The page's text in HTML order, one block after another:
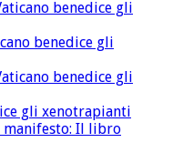
benedice gli
benedice gli
benedice gli
gli xenotrapianti
manifesto: Il libro